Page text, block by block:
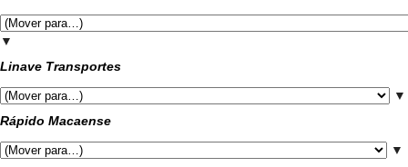
▼
Linave Transportes
▼
Rápido Macaense
▼